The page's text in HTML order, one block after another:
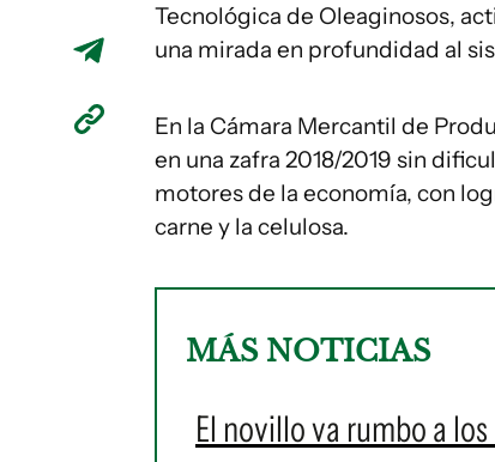
Tecnológica de Oleaginosos,
una mirada en profundidad al
En la Cámara Mercantil de
en una zafra 2018/2019 sin
motores de la economía, con
carne y la celulosa.
MÁS NOTICIAS
El novillo va rumbo a